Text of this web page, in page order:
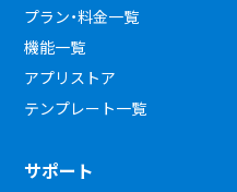
プラン・料金一覧
機能一覧
アプリストア
テンプレート一覧
サポート